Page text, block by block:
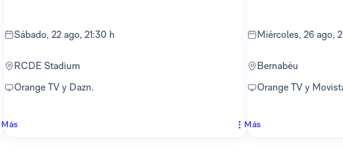
sábado, 22 ago, 21:30 h
RCDE Stadium
Orange TV y Dazn.
Más
miércoles, 26 ago,
Bernabéu
Orange TV y
Más